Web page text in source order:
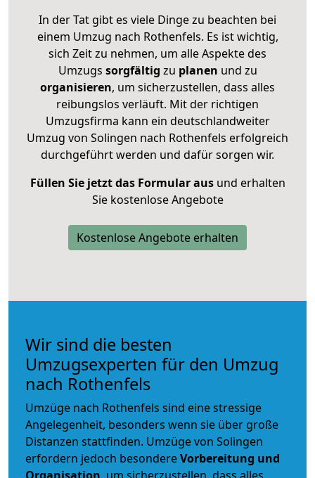
In der Tat gibt es viele Dinge zu beachten bei
einem Umzug nach Rothenfels. Es ist wichtig,
sich Zeit zu nehmen, um alle Aspekte des
Umzugs sorgfältig zu planen und zu
organisieren, um sicherzustellen, dass alles
reibungslos verläuft. Mit der richtigen
Umzugsfirma kann ein deutschlandweiter
Umzug von Solingen nach Rothenfels erfolgreich
durchgeführt werden und dafür sorgen wir.
Füllen Sie jetzt das Formular ausund erhalten
Sie kostenlose Angebote
Kostenlose Angebote erhalten
Wir sind die besten
Umzugsexperten für den Umzug
nach Rothenfels
Umzüge nach Rothenfels sind eine stressige
Angelegenheit, besonders wenn sie über große
Distanzen stattfinden. Umzüge von Solingen
erfordern jedoch besondereVorbereitung und